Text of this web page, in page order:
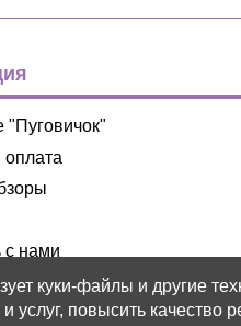
"Пуговичок"
оплата
с нами
использования
куки-файлы и другие
услуг, повысить качество